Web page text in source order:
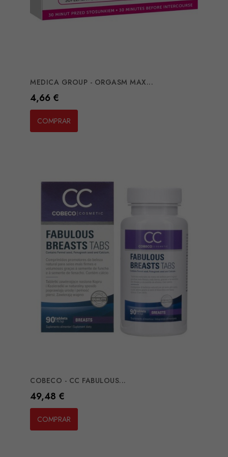
MEDICA GROUP - ORGASM MAX...
Preço
4,66 €
COMPRAR
COBECO - CC FABULOUS...
Preço
49,48 €
COMPRAR